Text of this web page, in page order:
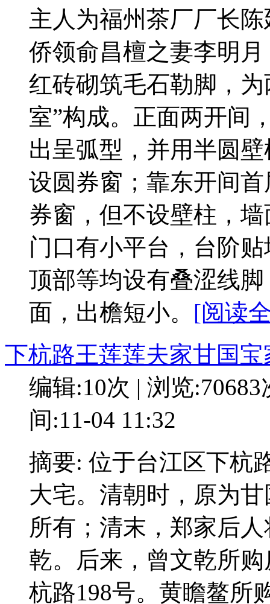
主人为福州茶厂厂长
侨领俞昌檀之妻李明
红砖砌筑毛石勒脚，
室”构成。正面两开间
出呈弧型，并用半圆
设圆券窗；靠东开间
券窗，但不设壁柱，
门口有小平台，台阶
顶部等均设有叠涩线
面，出檐短小。 [阅读
下杭路王莲莲夫家甘国宝
编辑:10次 | 浏览:70683
间:11-04 11:32
摘要: 位于台江区下杭
大宅。清朝时，原为
所有；清末，郑家后
乾。后来，曾文乾所
杭路198号。黄瞻鳌所